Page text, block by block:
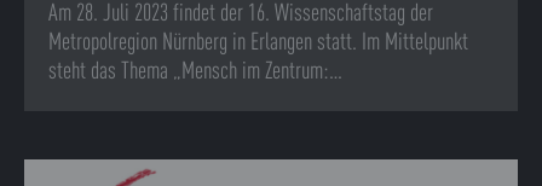
Am 28. Juli 2023 findet der 16. Wissenschaftstag der
Metropolregion Nürnberg in Erlangen statt. Im Mittelpunkt
steht das Thema „Mensch im Zentrum:…